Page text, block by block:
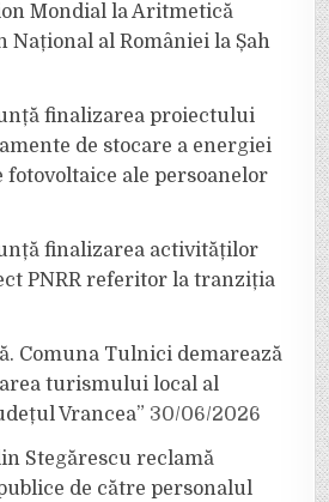
Mondial la Aritmetică
Național al României la Șah
finalizarea proiectului
de stocare a energiei
fotovoltaice ale persoanelor
finalizarea activităților
PNRR referitor la tranziția
Comuna Tulnici demarează
turismului local al
Vrancea” 30/06/2026
Stegărescu reclamă
de către personalul